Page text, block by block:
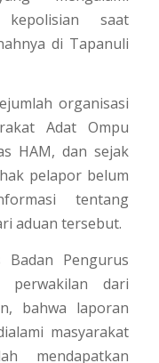
saat
di Tapanuli
organisasi
Adat Ompu
HAM, dan sejak
pelapor belum
tentang
aduan tersebut.
Badan Pengurus
perwakilan dari
bahwa laporan
masyarakat
mendapatkan